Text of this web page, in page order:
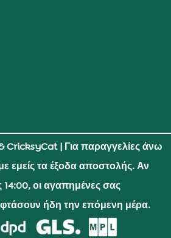
CricksyCat| Για παραγγελίες άνω
εμείς τα έξοδα αποστολής. Αν
14:00, οι αγαπημένες σας
φτάσουν ήδη την επόμενη μέρα.